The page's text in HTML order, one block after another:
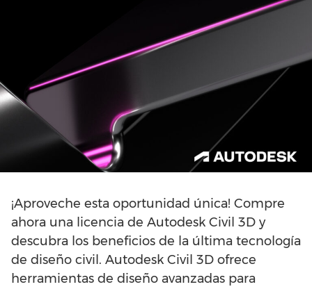
¡Aproveche esta oportunidad única! Compre
ahora una licencia de Autodesk Civil 3D y
descubra los beneficios de la última tecnología
de diseño civil. Autodesk Civil 3D ofrece
herramientas de diseño avanzadas para